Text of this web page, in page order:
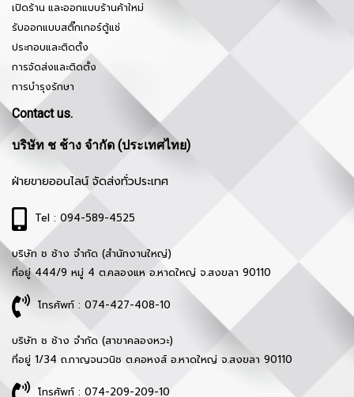
เปิดร้าน และออกแบบร้านค้าใหม่
รับออกแบบสติ๊กเกอร์ตู้แช่
ประกอบและติดตั้ง
การจัดส่งและติดตั้ง
การบำรุงรักษา
Contact us.
บริษัท ช ช้าง จำกัด (ประเทศไทย)
ฝ่ายขายออนไลน์ จัดส่งทั่วประเทศ
Tel : 094-589-4525
บริษัท ช ช้าง จำกัด (สำนักงานใหญ่)
ที่อยู่ 444/9 หมู่ 4 ต.คลองแห อ.หาดใหญ่ จ.สงขลา 90110
โทรศัพท์ : 074-427-408-10
บริษัท ช ช้าง จำกัด (สาขาคลองหวะ)
ที่อยู่ 1/34 ถ.กาญจนวนิช ต.คอหงส์ อ.หาดใหญ่ จ.สงขลา 90110
โทรศัพท์ : 074-209-209-10